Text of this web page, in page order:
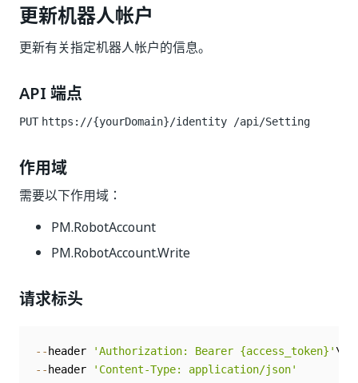
更新机器人帐户
更新有关指定机器人帐户的信息。
API 端点
PUT https://{yourDomain}/identity /api/Setting
作用域
需要以下作用域：
PM.RobotAccount
PM.RobotAccount.Write
请求标头
-- header 'Authorization: Bearer {access_token}'
-- header 'Content-Type: application/json'